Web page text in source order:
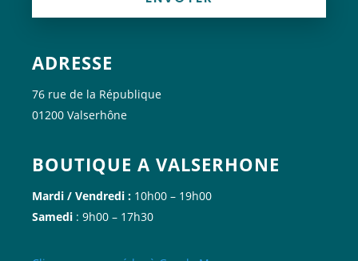
ADRESSE
76 rue de la République
01200 Valserhône
BOUTIQUE A VALSERHONE
Mardi / Vendredi : 10h00 – 19h00
Samedi : 9h00 – 17h30